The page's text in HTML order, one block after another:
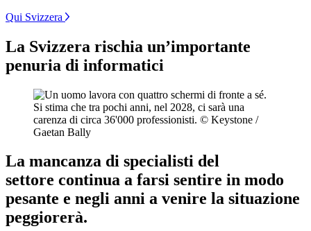
Qui Svizzera
La Svizzera rischia un’importante
penuria di informatici
Si stima che tra pochi anni, nel 2028, ci sarà una
carenza di circa 36'000 professionisti. © Keystone /
Gaetan Bally
La mancanza di specialisti del
settore continua a farsi sentire in modo
pesante e negli anni a venire la situazione
peggiorerà.